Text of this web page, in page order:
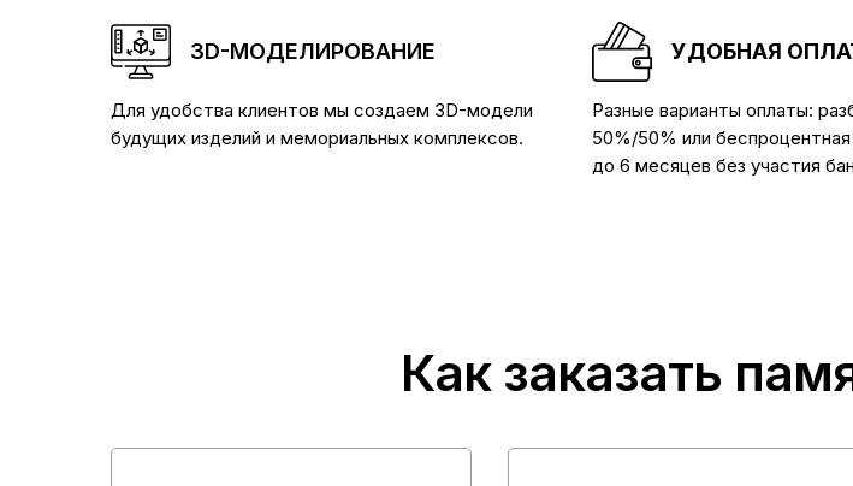
3D-МОДЕЛИРОВАНИЕ
Для удобства клиентов мы создаем 3D-модели
будущих изделий и мемориальных комплексов.
УДОБНАЯ
Разные варианты оплаты:
50%/50% или
до 6 месяцев без участия
Как заказать